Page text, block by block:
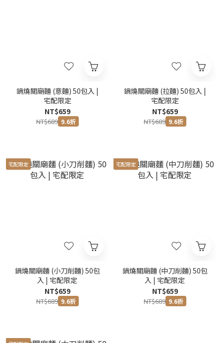
鍋燒關廟麵 (意麵) 50包入 |
宅配限定
NT$659
NT$689 9.6折
鍋燒關廟麵 (拉麵) 50包入 |
宅配限定
NT$659
NT$689 9.6折
宅配限定
鍋燒關廟麵 (小刀削麵) 50包
入 | 宅配限定
NT$659
NT$689 9.6折
宅配限定
鍋燒關廟麵 (中刀削麵) 50包
入 | 宅配限定
NT$659
NT$689 9.6折